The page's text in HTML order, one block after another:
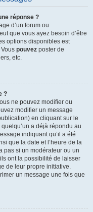
réponse ?
d’un forum ou
que vous ayez besoin d’être
options disponibles est
pouvez poster de
etc.
?
ne pouvez modifier ou
modifier un message
en cliquant sur le
a déjà répondu au
indiquant qu’il a été
que la date et l’heure de la
pas si un modérateur ou un
ont la possibilité de laisser
de leur propre initiative.
un message une fois que